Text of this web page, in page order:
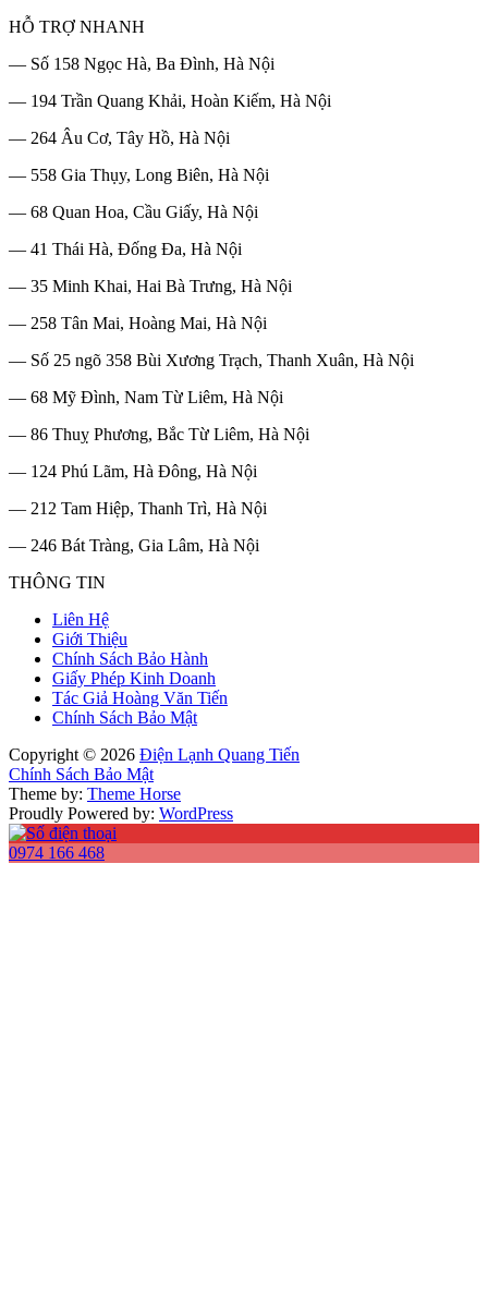
HỖ TRỢ NHANH
— Số 158 Ngọc Hà, Ba Đình, Hà Nội
— 194 Trần Quang Khải, Hoàn Kiếm, Hà Nội
— 264 Âu Cơ, Tây Hồ, Hà Nội
— 558 Gia Thụy, Long Biên, Hà Nội
— 68 Quan Hoa, Cầu Giấy, Hà Nội
— 41 Thái Hà, Đống Đa, Hà Nội
— 35 Minh Khai, Hai Bà Trưng, Hà Nội
— 258 Tân Mai, Hoàng Mai, Hà Nội
— Số 25 ngõ 358 Bùi Xương Trạch, Thanh Xuân, Hà Nội
— 68 Mỹ Đình, Nam Từ Liêm, Hà Nội
— 86 Thuỵ Phương, Bắc Từ Liêm, Hà Nội
— 124 Phú Lãm, Hà Đông, Hà Nội
— 212 Tam Hiệp, Thanh Trì, Hà Nội
— 246 Bát Tràng, Gia Lâm, Hà Nội
THÔNG TIN
Liên Hệ
Giới Thiệu
Chính Sách Bảo Hành
Giấy Phép Kinh Doanh
Tác Giả Hoàng Văn Tiến
Chính Sách Bảo Mật
Copyright © 2026 Điện Lạnh Quang Tiến
Chính Sách Bảo Mật
Theme by: Theme Horse
Proudly Powered by: WordPress
0974 166 468